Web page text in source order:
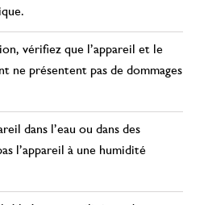
vérifiez que l’appareil et le
ne présentent pas de dommages
dans l’eau ou dans des
l’appareil à une humidité